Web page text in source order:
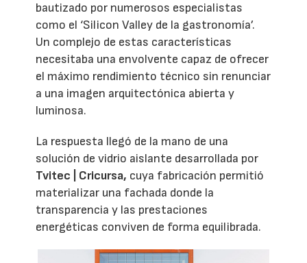
bautizado por numerosos especialistas
como el ‘Silicon Valley de la gastronomía’.
Un complejo de estas características
necesitaba una envolvente capaz de ofrecer
el máximo rendimiento técnico sin renunciar
a una imagen arquitectónica abierta y
luminosa.
La respuesta llegó de la mano de una
solución de vidrio aislante desarrollada por
Tvitec | Cricursa, cuya fabricación permitió
materializar una fachada donde la
transparencia y las prestaciones
energéticas conviven de forma equilibrada.